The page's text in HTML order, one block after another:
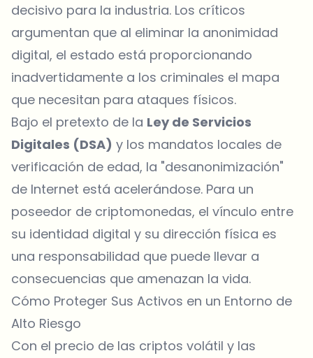
decisivo para la industria. Los críticos
argumentan que al eliminar la anonimidad
digital, el estado está proporcionando
inadvertidamente a los criminales el mapa
que necesitan para ataques físicos.
Bajo el pretexto de la Ley de Servicios
Digitales (DSA) y los mandatos locales de
verificación de edad, la "desanonimización"
de Internet está acelerándose. Para un
poseedor de criptomonedas, el vínculo entre
su identidad digital y su dirección física es
una responsabilidad que puede llevar a
consecuencias que amenazan la vida.
Cómo Proteger Sus Activos en un Entorno de
Alto Riesgo
Con el precio de las criptos volátil y las